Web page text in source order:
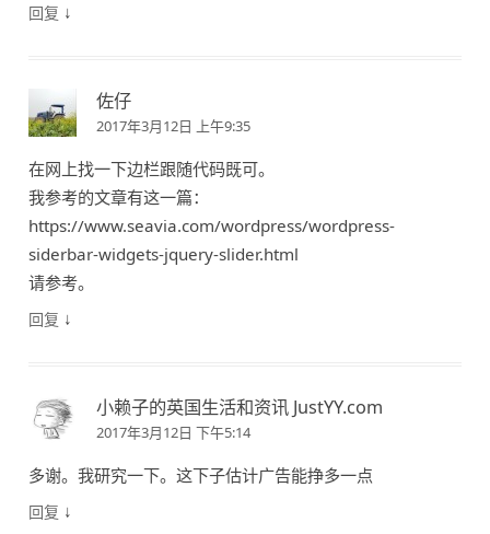
回复 ↓
佐仔
2017年3月12日 上午9:35
在网上找一下边栏跟随代码既可。
我参考的文章有这一篇：
https://www.seavia.com/wordpress/wordpress-
siderbar-widgets-jquery-slider.html
请参考。
回复 ↓
小赖子的英国生活和资讯 JustYY.com
2017年3月12日 下午5:14
多谢。我研究一下。这下子估计广告能挣多一点
回复 ↓